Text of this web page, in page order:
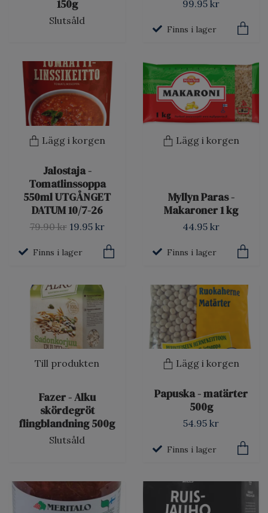
150g
Slutsåld
99.95 kr
Finns i lager
Lägg i korgen
Jalostaja -
Tomatlinssoppa
550ml UTGÅNGET
DATUM 10/7-26
79.90 kr 19.95 kr
Finns i lager
Lägg i korgen
Myllyn Paras -
Makaroner 1 kg
44.95 kr
Finns i lager
Till produkten
Fazer - Alku
skördegröt
flingblandning 500g
Slutsåld
Lägg i korgen
Papuska - matärter
500g
54.95 kr
Finns i lager